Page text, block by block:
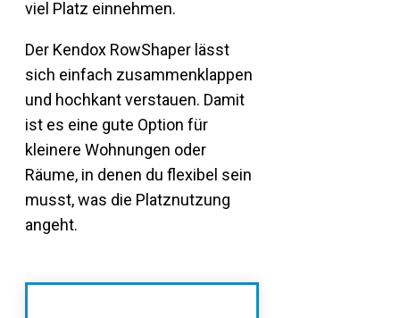
viel Platz einnehmen.
Der Kendox RowShaper lässt
sich einfach zusammenklappen
und hochkant verstauen. Damit
ist es eine gute Option für
kleinere Wohnungen oder
Räume, in denen du flexibel sein
musst, was die Platznutzung
angeht.